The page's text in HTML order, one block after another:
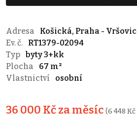
Adresa
Košická, Praha -
Ev. č.
RT1379-02094
Typ byty 3+kk
Plocha
67 m²
Vlastnictví
osobní
36 000 Kč za měsíc (6 448